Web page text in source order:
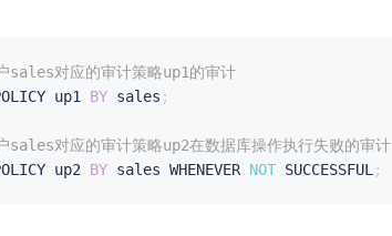
sales对应的审计策略up1的审计
up1 BY sales ;
对应的审计策略up2在数据库操作执行失败的审计
up2 BY sales WHENEVER NOT SUCCESSFUL ;